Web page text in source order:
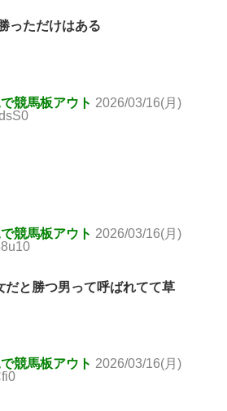
っただけはある
競馬板アウト 2026/03/16(月)
競馬板アウト 2026/03/16(月)
だと勝つ男って呼ばれてて草
競馬板アウト 2026/03/16(月)